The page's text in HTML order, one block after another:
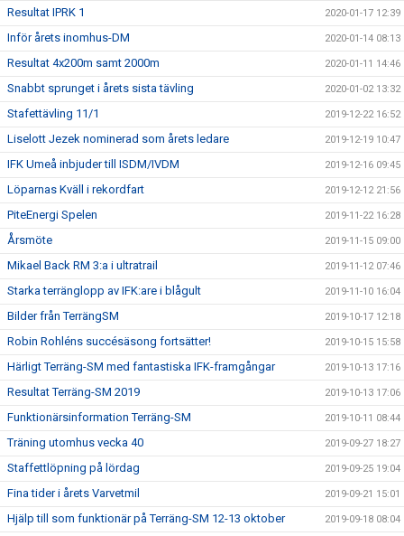
Resultat IPRK 1 2020-01-17 12:39
Inför årets inomhus-DM 2020-01-14 08:13
Resultat 4x200m samt 2000m 2020-01-11 14:46
Snabbt sprunget i årets sista tävling 2020-01-02 13:32
Stafettävling 11/1 2019-12-22 16:52
Liselott Jezek nominerad som årets ledare 2019-12-19 10:47
IFK Umeå inbjuder till ISDM/IVDM 2019-12-16 09:45
Löparnas Kväll i rekordfart 2019-12-12 21:56
PiteEnergi Spelen 2019-11-22 16:28
Årsmöte 2019-11-15 09:00
Mikael Back RM 3:a i ultratrail 2019-11-12 07:46
Starka terränglopp av IFK:are i blågult 2019-11-10 16:04
Bilder från TerrängSM 2019-10-17 12:18
Robin Rohléns succésäsong fortsätter! 2019-10-15 15:58
Härligt Terräng-SM med fantastiska IFK-framgångar 2019-10-13 17:16
Resultat Terräng-SM 2019 2019-10-13 17:06
Funktionärsinformation Terräng-SM 2019-10-11 08:44
Träning utomhus vecka 40 2019-09-27 18:27
Staffettlöpning på lördag 2019-09-25 19:04
Fina tider i årets Varvetmil 2019-09-21 15:01
Hjälp till som funktionär på Terräng-SM 12-13 oktober 2019-09-18 08:04